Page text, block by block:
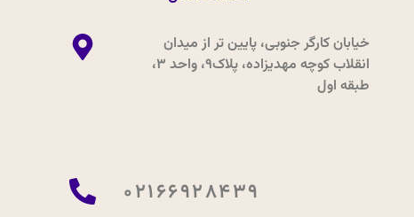
خیابان کارگر جنوبی، پایین تر از میدان
انقلاب کوچه مهدیزاده، پلاک9، واحد 3،
طبقه اول
02166928439